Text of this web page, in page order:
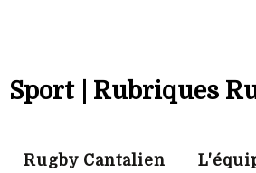
Sport | Rubriques
Rugby Cantalien